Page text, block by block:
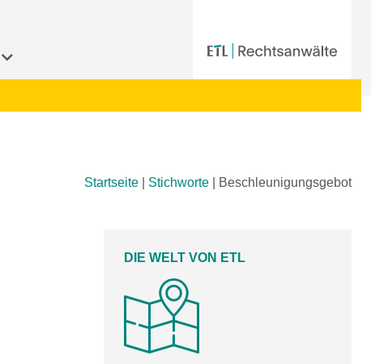
Startseite Stichworte Beschleunigungsgebot
DIE WELT VON ETL